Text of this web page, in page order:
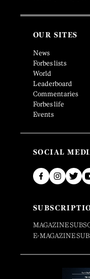
OUR SITES
News
Forbes lists
World
Leaderboard
Commentaries
Forbes life
Events
SOCIAL
MAGAZINE
E-MAGAZINE